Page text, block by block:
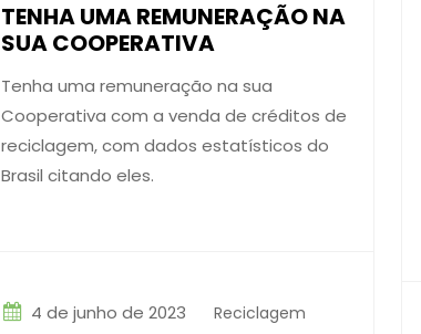
TENHA UMA REMUNERAÇÃO NA
SUA COOPERATIVA
Tenha uma remuneração na sua
Cooperativa com a venda de créditos de
reciclagem, com dados estatísticos do
Brasil citando eles.
4 de junho de 2023 Reciclagem